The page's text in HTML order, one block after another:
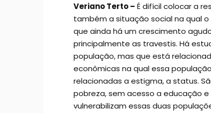
Veriano Terto – É difícil colocar a
também a situação social na qual o
que ainda há um crescimento
principalmente as travestis. Há
população, mas que está
econômicas na qual essa
relacionadas a estigma, a status.
pobreza, sem acesso a educação
vulnerabilizam essas duas